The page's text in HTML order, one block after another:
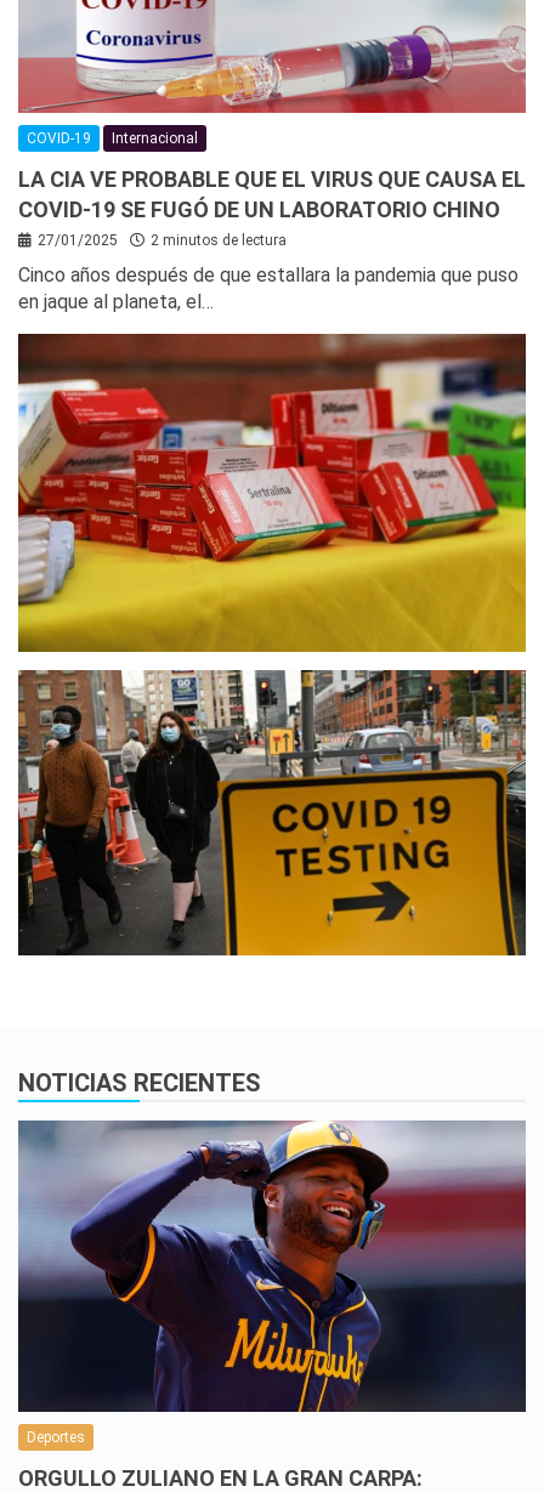
COVID-19 Internacional
LA CIA VE PROBABLE QUE EL VIRUS QUE CAUSA EL
COVID-19 SE FUGÓ DE UN LABORATORIO CHINO
27/01/2025 2 minutos de lectura
Cinco años después de que estallara la pandemia que puso
en jaque al planeta, el…
NOTICIAS RECIENTES
Deportes
ORGULLO ZULIANO EN LA GRAN CARPA: